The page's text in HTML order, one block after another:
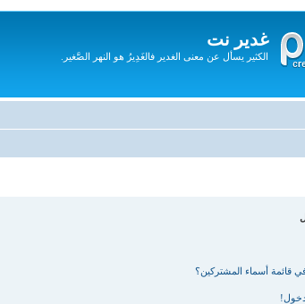
غدير نت
الكثير يسأل عن معنى الغدير فالغَدِيرُ هو النهر الصَّغير.
قائمة أسماء المشتركين؟